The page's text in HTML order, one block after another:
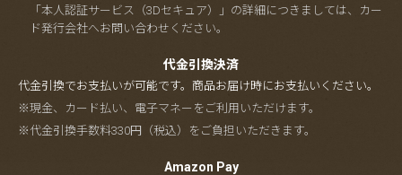
「本人認証サービス（3Dセキュア）」の詳細につきましては、カー
ド発行会社へお問い合わせください。
代金引換決済
代金引換でお支払いが可能です。商品お届け時にお支払いください。
※現金、カード払い、電子マネーをご利用いただけます。
※代金引換手数料330円（税込）をご負担いただきます。
Amazon Pay